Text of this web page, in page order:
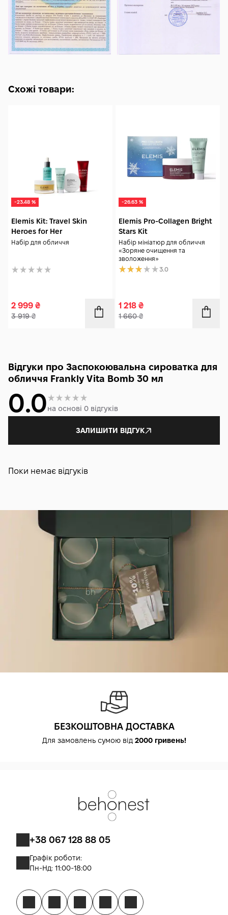
Схожі товари:
-23.48 %
Elemis Kit: Travel Skin
Heroes for Her
Набір для обличчя
2 999 ₴
3 919₴
-26.63 %
Elemis Pro-Collagen Bright
Stars Kit
Набір мініатюр для обличчя
«Зоряне очищення та
зволоження»
3.0
1 218 ₴
1 660₴
Відгуки про Заспокоювальна сироватка для
обличчя Frankly Vita Bomb 30 мл
0.0на основі 0 відгуків
ЗАЛИШИТИ ВІДГУК
Поки немає відгуків
БЕЗКОШТОВНА ДОСТАВКА
Для замовлень сумою від 2000 гривень!
+38 067 128 88 05
Графік роботи:
Пн-Нд: 11:00-18:00